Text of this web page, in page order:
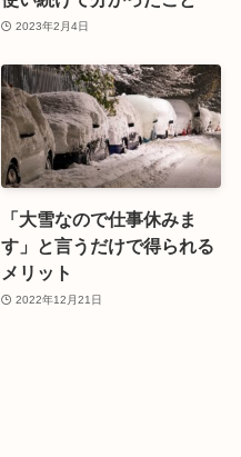
2023年2月4日
「大雪なので仕事休みま
す」と言うだけで得られる
メリット
2022年12月21日